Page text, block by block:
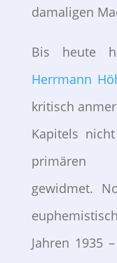
damaligen
Bis heute
Herrmann
kritisch
Kapitels
primären
gewidmet.
Jahren 1935